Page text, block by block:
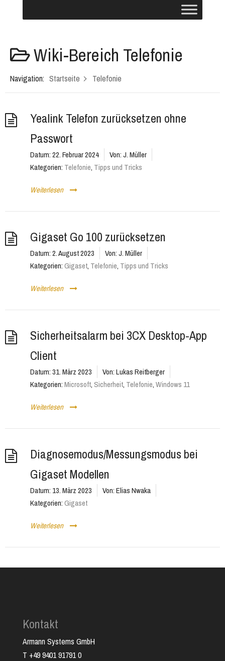
Wiki-Bereich Telefonie
Navigation: Startseite Telefonie
Yealink Telefon zurücksetzen ohne
Passwort
Datum:22. Februar 2024 Von:J. Müller
Kategorien: Telefonie, Tipps und Tricks
Weiterlesen
Gigaset Go 100 zurücksetzen
Datum:2. August 2023 Von:J. Müller
Kategorien:Gigaset, Telefonie, Tipps und Tricks
Weiterlesen
Sicherheitsalarm bei 3CX Desktop-App
Client
Datum:31. März 2023 Von:Lukas Reitberger
Kategorien:Microsoft,Sicherheit, Telefonie,Windows 11
Weiterlesen
Diagnosemodus/Messungsmodus bei
Gigaset Modellen
Datum: 13. März 2023 Von:Elias Nwaka
Kategorien:Gigaset
Weiterlesen
Kontakt
Armann Systems GmbH
T +49 9401 91791 0